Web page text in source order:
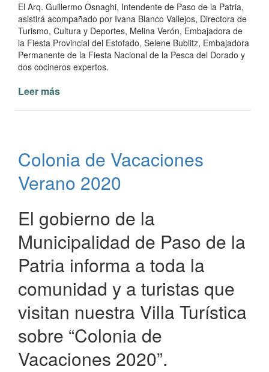
El Arq. Guillermo Osnaghi, Intendente de Paso de la Patria,
asistirá acompañado por Ivana Blanco Vallejos, Directora de
Turismo, Cultura y Deportes, Melina Verón, Embajadora de
la Fiesta Provincial del Estofado, Selene Bublitz, Embajadora
Permanente de la Fiesta Nacional de la Pesca del Dorado y
dos cocineros expertos.
Leer más
participa
de
“Sabores
Payé”
Colonia de Vacaciones
Verano 2020
El gobierno de la
Municipalidad de Paso de la
Patria informa a toda la
comunidad y a turistas que
visitan nuestra Villa Turística
sobre “Colonia de
Vacaciones 2020”.